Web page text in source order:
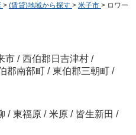
> (賃貸)地域から探す > 米子市 > ロワー
市 / 西伯郡日吉津村 /
郡南部町 / 東伯郡三朝町 /
/ 東福原 / 米原 / 皆生新田 /